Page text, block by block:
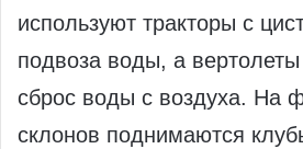
используют тракторы с
подвоза воды, а
сброс воды с воздуха. На
склонов поднимаются